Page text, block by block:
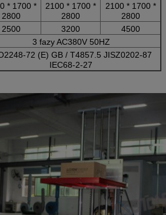
* 1700 *
2800
2100 * 1700 *
2800
2100 * 1700 *
2800
2500 3200
4500
3 fazy AC380V 50HZ
72 (E) GB / T4857.5 JISZ0202-87
IEC68-2-27